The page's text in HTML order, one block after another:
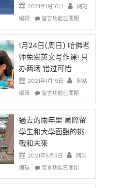
開
始
對
OPT
開
刀〉
中
說
話
請
H-
1B
簽
證
高
薪
者
先
得〉
中
2021年1月10日
网站
编辑
在
任
在
即
移
民
政
策
改
H-
1B
樂
透
(lottery)
取
消〉
中
留言功能已關閉
1月24日(周日) 哈佛老
师免费英文写作课! 只
办两场 错过可惜
2021年1月19日
网站
编辑
在
月
24
日
(周
日)
哈
佛
师
留言功能已關閉
過去的兩年里 國際留
學生和大學面臨的挑
戰和未來
2021年5月3日
网站
编辑
在
去
留言功能已關閉